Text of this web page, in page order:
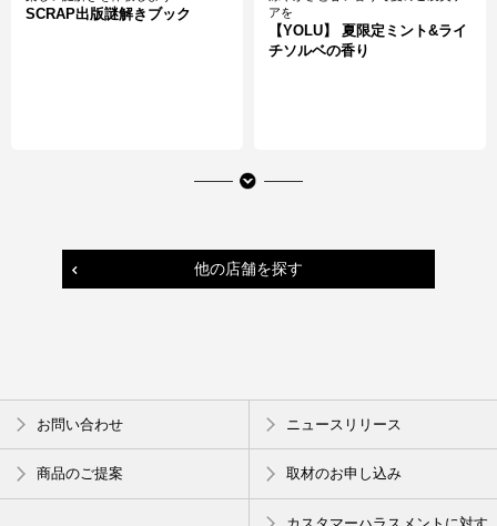
SCRAP出版謎解きブック
アを
【YOLU】 夏限定ミント&ライ
チソルベの香り
ティーシャーベット
乾スプレーまで
真夏のヘアケアアイテム！
他の店舗を探す
お問い合わせ ニュースリリース
商品のご提案 取材のお申し込み